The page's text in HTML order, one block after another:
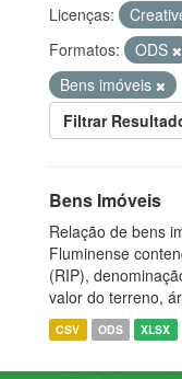
Licenças:
Formatos:
ODS
Bens imóveis
Filtrar
Bens Imóveis
Relação de bens
Fluminense
(RIP),
valor do terreno,
CSV ODS XLSX